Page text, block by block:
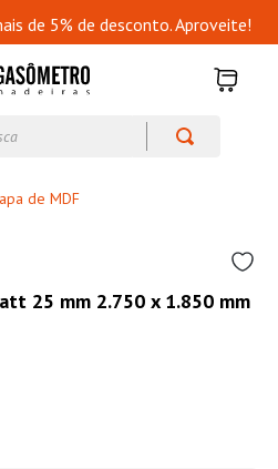
de 5% de desconto. Aproveite!
de MDF
25 mm 2.750 x 1.850 mm